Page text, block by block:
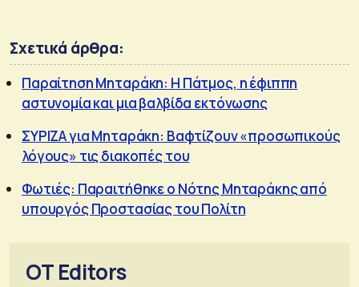
Σχετικά άρθρα:
Παραίτηση Μηταράκη: Η Πάτμος, η έφιππη
αστυνομία και μια βαλβίδα εκτόνωσης
ΣΥΡΙΖΑ για Μηταράκη: Βαφτίζουν «προσωπικούς
λόγους» τις διακοπές του
Φωτιές: Παραιτήθηκε ο Νότης Μηταράκης από
υπουργός Προστασίας του Πολίτη
OT Editors